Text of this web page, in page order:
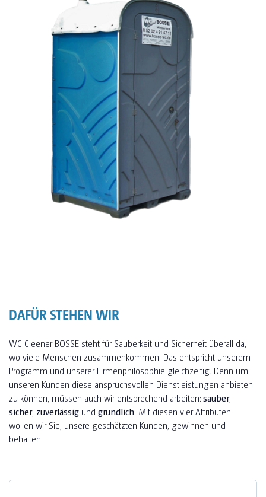
DAFÜR STEHEN WIR
WC Cleener BOSSE steht für Sauberkeit und Sicherheit überall da,
wo viele Menschen zusammenkommen. Das entspricht unserem
Programm und unserer Firmenphilosophie gleichzeitig. Denn um
unseren Kunden diese anspruchsvollen Dienstleistungen anbieten
zu können, müssen auch wir entsprechend arbeiten:sauber,
sicher, zuverlässig und gründlich . Mit diesen vier Attributen
wollen wir Sie, unsere geschätzten Kunden, gewinnen und
behalten.